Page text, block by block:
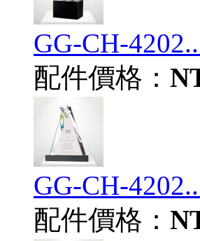
GG-CH-
配件價格：
GG-CH-
配件價格：